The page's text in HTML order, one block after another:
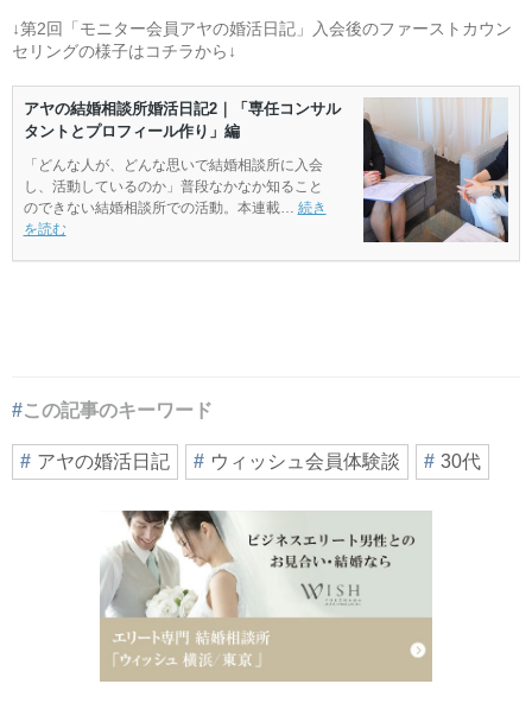
↓第2回「モニター会員アヤの婚活日記」入会後のファーストカウン
セリングの様子はコチラから↓
この記事のキーワード
アヤの婚活日記 ウィッシュ会員体験談 30代